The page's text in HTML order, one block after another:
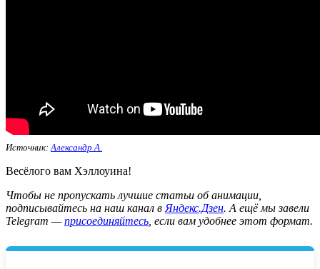
Источник:Александр A.
Весёлого вам Хэллоуина!
Чтобы не пропускать лучшие статьи об анимации,
подписывайтесь на наш канал в Яндекс.Дзен. А ещё мы завели
Telegram — присоединяйтесь, если вам удобнее этот формат.